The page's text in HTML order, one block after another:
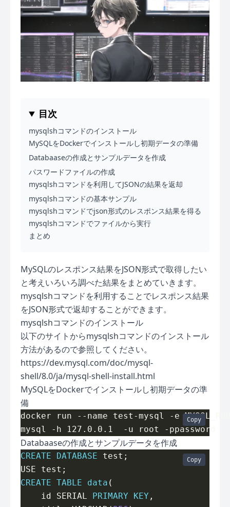
目次
mysqlshコマンドのインストール
MySQLをDockerでインストールし初期データの準備
Databaaseの作成とサンプルデータを作成
パスワードファイルの作成
mysqlshコマンドを利用してJSONの結果を返却
mysqlshコマンドの基本サンプル
mysqlshコマンドでjson形式のレスポンス結果を得る
mysqlshコマンドでファイルから実行
まとめ
MySQLのレスポンス結果をJSON形式で取得したい
と考えいろいろ調べた結果をまとめていきます。
mysqlshコマンドを利用することでレスポンス結果
をJSON形式で返却することができます。
mysqlshコマンドのインストール
以下のサイトからmysqlshコマンドのインストール
方法があるので参照してください。
https://dev.mysql.com/doc/mysql-
shell/8.0/ja/mysql-shell-install.html
MySQLをDockerでインストールし初期データの準
備
docker run --name test-mysql -e
Copy
Databaaseの作成とサンプルデータを作成
CREATE DATABASE
CREATE TABLE data
    id SERIAL
PRIMARY KEY
Copy